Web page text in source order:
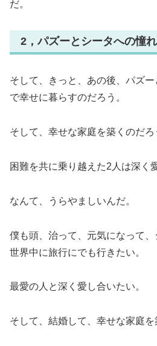
だ。
2，パズーとシータへの憧れ
そして、きっと、あの後、パズ
で幸せに暮らすのだろう。
そして、幸せな家庭を築くのだろ
困難を共に乗り越えた2人は深く
なんて、うらやましいんだ。
僕も頭、治って、元気になって、
世界中に旅行にでも行きたい。
最愛の人と深く愛し合いたい。
そして、結婚して、幸せな家庭を